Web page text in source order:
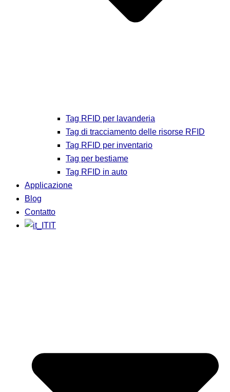
Tag RFID per lavanderia
Tag di tracciamento delle risorse RFID
Tag RFID per inventario
Tag per bestiame
Tag RFID in auto
Applicazione
Blog
Contatto
IT